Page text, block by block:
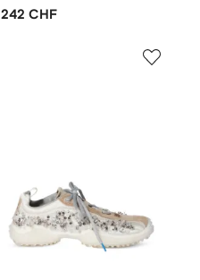
242 CHF